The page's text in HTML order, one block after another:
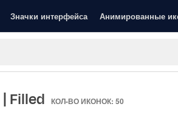
Значки интерфейса Анимированные
| Filled КОЛ-ВО ИКОНОК: 50